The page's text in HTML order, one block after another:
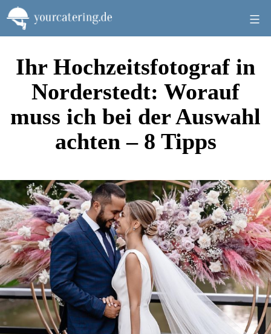
Zum
Inhalt
springen
Ihr Hochzeitsfotograf in
Norderstedt: Worauf
muss ich bei der Auswahl
achten – 8 Tipps